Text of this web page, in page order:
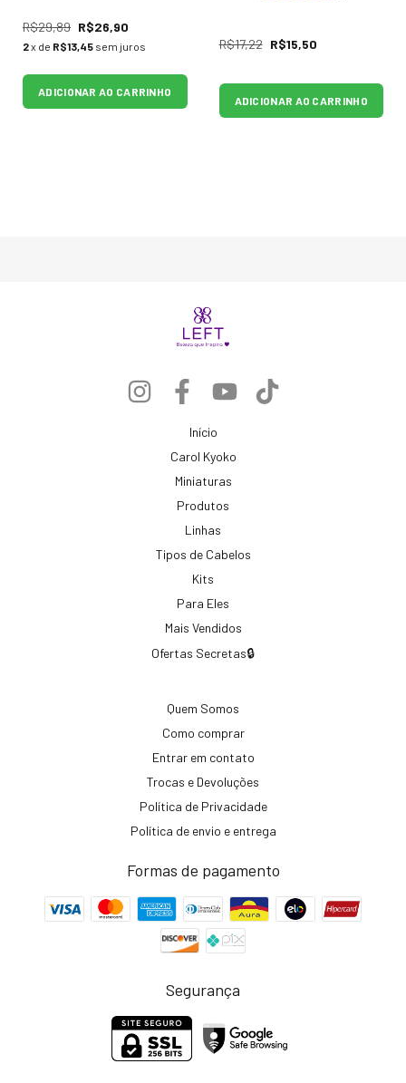
R$29,89 R$26,90
2x de R$13,45 sem juros
ADICIONAR AO CARRINHO
R$17,22 R$15,50
ADICIONAR AO CARRINHO
Início
Carol Kyoko
Miniaturas
Produtos
Linhas
Tipos de Cabelos
Kits
Para Eles
Mais Vendidos
Ofertas Secretas🔒
Quem Somos
Como comprar
Entrar em contato
Trocas e Devoluções
Política de Privacidade
Política de envio e entrega
Formas de pagamento
Segurança